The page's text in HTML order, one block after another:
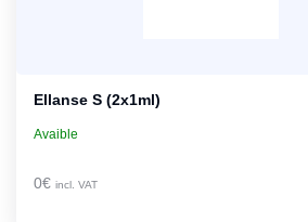
Ellanse S (2x1ml)
Avaible
0€ incl. VAT